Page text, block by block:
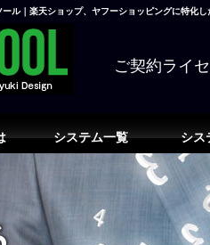
ール｜楽天ショップ、ヤフーショッピングに特化
ご契約ライ
システム一覧 シス